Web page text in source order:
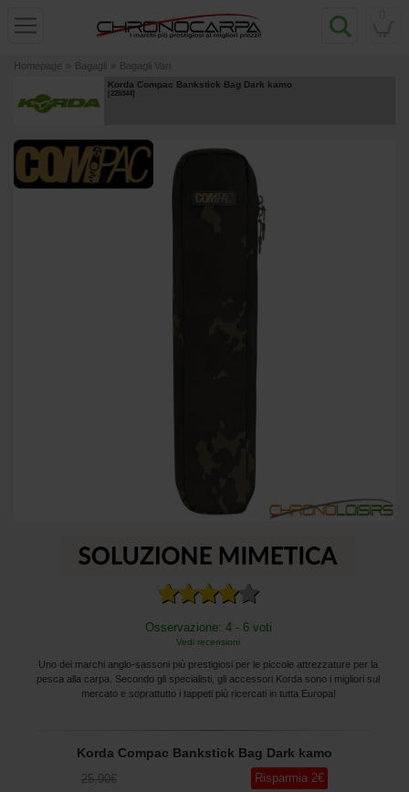
Homepage » Bagagli » Bagagli Vari
Korda Compac Bankstick Bag Dark kamo
[226344]
Osservazione: 4 - 6 voti
Vedi recensioni
Uno dei marchi anglo-sassoni più prestigiosi per le piccole attrezzature per la
pesca alla carpa. Secondo gli specialisti, gli accessori Korda sono i migliori sul
mercato e soprattutto i tappeti più ricercati in tutta Europa!
Korda Compac Bankstick Bag Dark kamo
25,90€ Risparmia 2€